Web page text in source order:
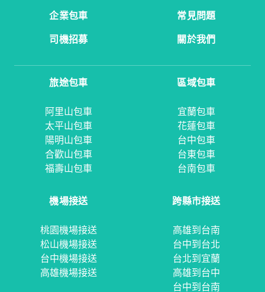
企業包車
常見問題
司機招募
關於我們
旅途包車
阿里山包車
太平山包車
陽明山包車
合歡山包車
福壽山包車
區域包車
宜蘭包車
花蓮包車
台中包車
台東包車
台南包車
機場接送
桃園機場接送
松山機場接送
台中機場接送
高雄機場接送
跨縣市接送
高雄到台南
台中到台北
台北到宜蘭
高雄到台中
台中到台南